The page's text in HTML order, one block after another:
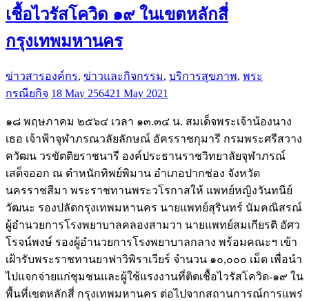
เชื้อไวรัสโควิด ๑๙ ในเขตหลักสี่
กรุงเทพมหานคร
ข่าวสารองค์กร, ข่าวและกิจกรรม, บริการสุขภาพ, พระ
กรณียกิจ 18 May 256421 May 2021
๑๘ พฤษภาคม ๒๕๖๔ เวลา ๑๓.๓๔ น. สมเด็จพระเจ้าน้องนาง
เธอ เจ้าฟ้าจุฬาภรณวลัยลักษณ์ อัครราชกุมารี กรมพระศรีสวาง
ควัฒน วรขัตติยราชนารี องค์ประธานราชวิทยาลัยจุฬาภรณ์
เสด็จออก ณ ตำหนักทิพย์พิมาน อำเภอปากช่อง จังหวัด
นครราชสีมา พระราชทานพระวโรกาสให้ แพทย์หญิงวันทนีย์
วัฒนะ รองปลัดกรุงเทพมหานคร นายแพทย์สุรินทร์ นัมคณิสรณ์
ผู้อำนวยการโรงพยาบาลคลองสามวา นายแพทย์สมเกียรติ อัศว
โรจน์พงษ์ รองผู้อำนวยการโรงพยาบาลกลาง พร้อมคณะฯ เข้า
เฝ้ารับพระราชทานยาฟาวิพิราเวียร์ จำนวน ๑๐,๐๐๐ เม็ด เพื่อนำ
ไปแจกจ่ายแก่ชุมชนและผู้ใช้แรงงานที่ติดเชื้อไวรัสโควิด-๑๙ ใน
พื้นที่เขตหลักสี่ กรุงเทพมหานคร ต่อไปจากสถานการณ์การแพร่